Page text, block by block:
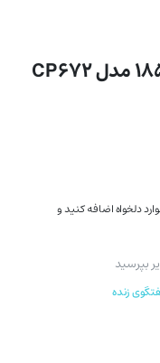
دلخواه اضافه کنید و
بپرسید
زنده